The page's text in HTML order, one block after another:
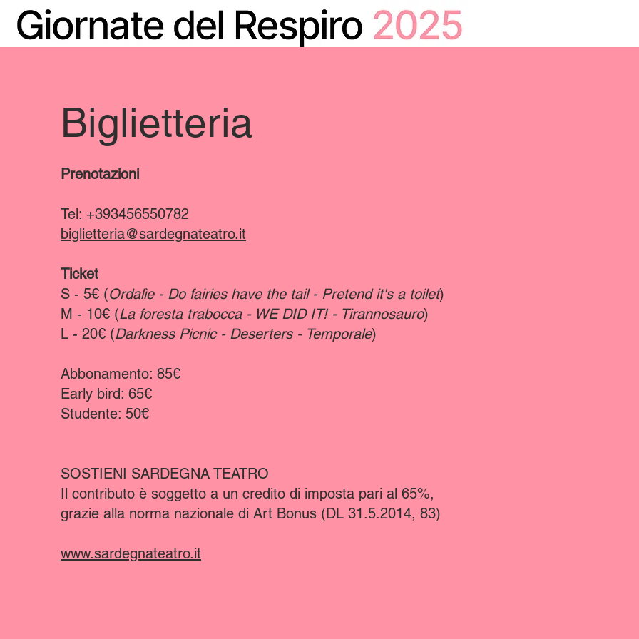
Biglietteria
Prenotazioni
Tel: +393456550782
biglietteria@sardegnateatro.it
Ticket
S - 5€ (Ordalìe - Do fairies have the tail - Pretend it's a toilet)
M - 10€ (La foresta trabocca - WE DID IT! - Tirannosauro)
L - 20€ (Darkness Picnic - Deserters - Temporale)
Abbonamento: 85€
Early bird: 65€
Studente: 50€
SOSTIENI SARDEGNA TEATRO
Il contributo è soggetto a un credito di imposta pari al 65%,
grazie alla norma nazionale di Art Bonus (DL 31.5.2014, 83)
www.sardegnateatro.it